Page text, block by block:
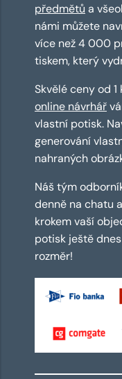
předmětů a
námi můžete
více než 4 000
tiskem, který
Skvělé ceny od
online návrhář
vlastní potisk.
generování
nahraných
Náš tým
denně na chatu
krokem vaší
potisk ještě
rozměr!